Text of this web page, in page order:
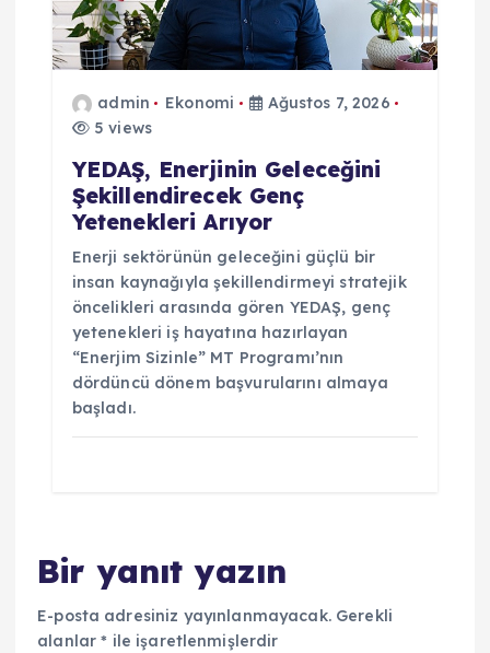
admin Ekonomi
Ağustos 7, 2026
5 views
YEDAŞ, Enerjinin Geleceğini
Şekillendirecek Genç
Yetenekleri Arıyor
Enerji sektörünün geleceğini güçlü bir
insan kaynağıyla şekillendirmeyi stratejik
öncelikleri arasında gören YEDAŞ, genç
yetenekleri iş hayatına hazırlayan
“Enerjim Sizinle” MT Programı’nın
dördüncü dönem başvurularını almaya
başladı.
Bir yanıt yazın
E-posta adresiniz yayınlanmayacak. Gerekli
alanlar* ile işaretlenmişlerdir